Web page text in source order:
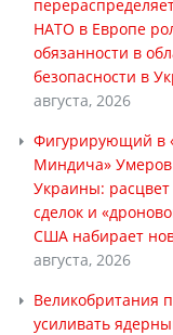
НАТО в Европе
обязанности в
безопасности в
августа, 2026
Фигурирующий в
Миндича» Умеров
Украины:
сделок и
США набирает
августа, 2026
Великобритания
усиливать